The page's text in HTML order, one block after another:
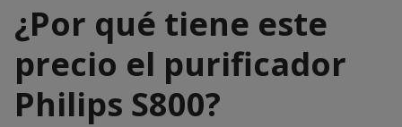
¿Por qué tiene este
precio el purificador
Philips S800?